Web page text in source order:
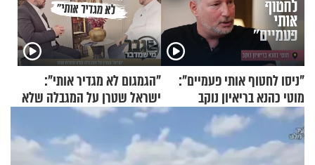
"ניסו לחטוף אותי פעמיים":
מוטי כהנא בריאיון נוקב
"הגמגום לא מגדיר אותי":
ישראל שטרן על המגבלה שלא
עוצרת אותו